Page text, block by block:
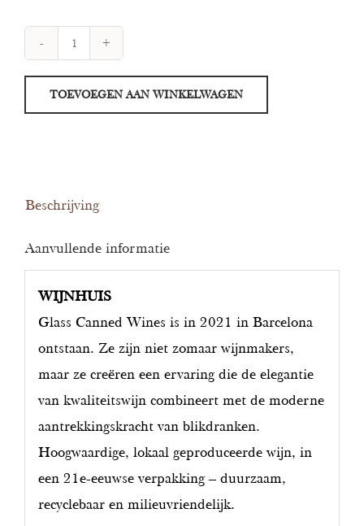
Orange
TOEVOEGEN AAN WINKELWAGEN
Beschrijving
Aanvullende informatie
WIJNHUIS
Glass Canned Wines is in 2021 in Barcelona
ontstaan. Ze zijn niet zomaar wijnmakers,
maar ze creëren een ervaring die de elegantie
van kwaliteitswijn combineert met de moderne
aantrekkingskracht van blikdranken.
Hoogwaardige, lokaal geproduceerde wijn, in
een 21e-eeuwse verpakking – duurzaam,
recyclebaar en milieuvriendelijk.